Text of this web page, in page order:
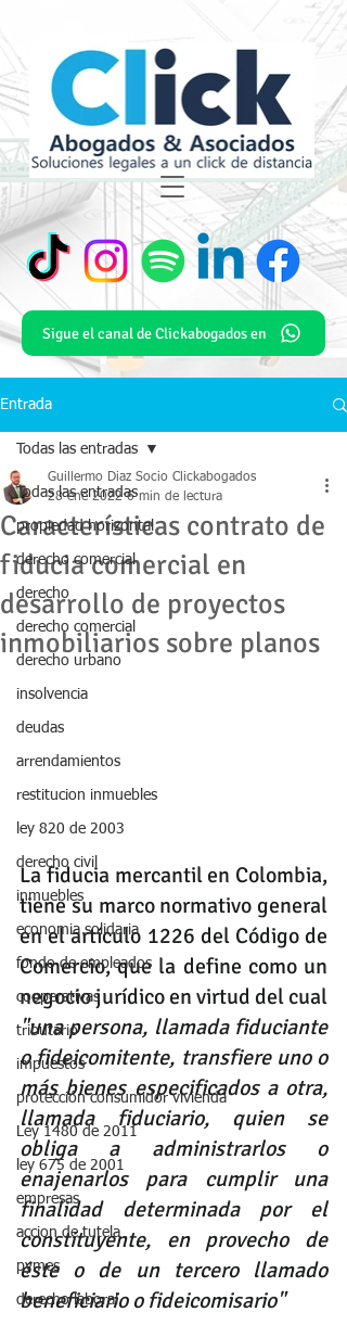
Sigue el canal de Clickabogados en
Entrada
Todas las entradas
propiedad horizontal
derecho comercial
derecho
derecho comercial
derecho urbano
insolvencia
deudas
arrendamientos
restitucion inmuebles
ley 820 de 2003
derecho civil
inmuebles
economia solidaria
fondo de empleados
cooperativas
tributario
impuestos
protección consumidor vivienda
Ley 1480 de 2011
ley 675 de 2001
empresas
accion de tutela
pymes
derecho laboral
Todas las entradas
Características contrato de
fiducia comercial en
desarrollo de proyectos
inmobiliarios sobre planos
Guillermo Diaz Socio Clickabogados
28 ene 2022 6 min de lectura
La fiducia mercantil en Colombia,
tiene su marco normativo general
en el artículo 1226 del Código de
Comercio, que la define como un
"una persona, llamada fiduciante
o fideicomitente, transfiere uno o
más bienes especificados a otra,
llamada fiduciario, quien se
obliga a administrarlos o
enajenarlos para cumplir una
finalidad determinada por el
constituyente, en provecho de
éste o de un tercero llamado
beneficiario o fideicomisario"